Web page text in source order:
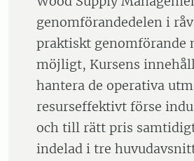
genomförandedelen i
praktiskt genomförande
möjligt, Kursens
hantera de operativa
resurseffektivt förse
och till rätt pris
indelad i tre